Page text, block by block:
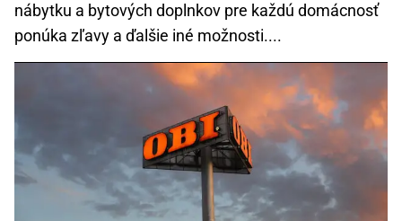
nábytku a bytových doplnkov pre každú domácnosť
ponúka zľavy a ďalšie iné možnosti....